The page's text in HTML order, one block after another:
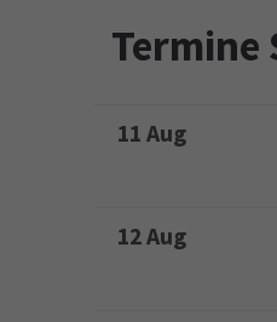
Termine
11 Aug
12 Aug